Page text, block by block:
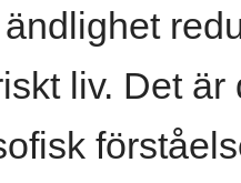
ändlighet
liv. Det